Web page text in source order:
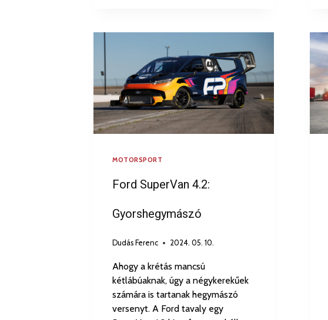
MOTORSPORT
Ford SuperVan 4.2:
Gyorshegymászó
Dudás Ferenc 2024. 05. 10.
Ahogy a krétás mancsú
kétlábúaknak, úgy a négykerekűek
számára is tartanak hegymászó
versenyt. A Ford tavaly egy